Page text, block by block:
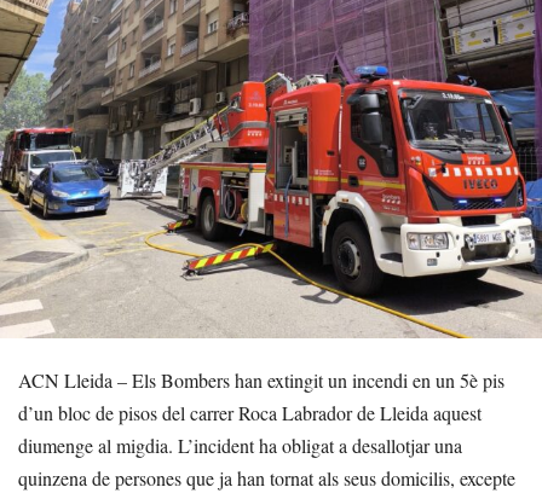
ACN Lleida – Els Bombers han extingit un incendi en un 5è pis
d’un bloc de pisos del carrer Roca Labrador de Lleida aquest
diumenge al migdia. L’incident ha obligat a desallotjar una
quinzena de persones que ja han tornat als seus domicilis, excepte